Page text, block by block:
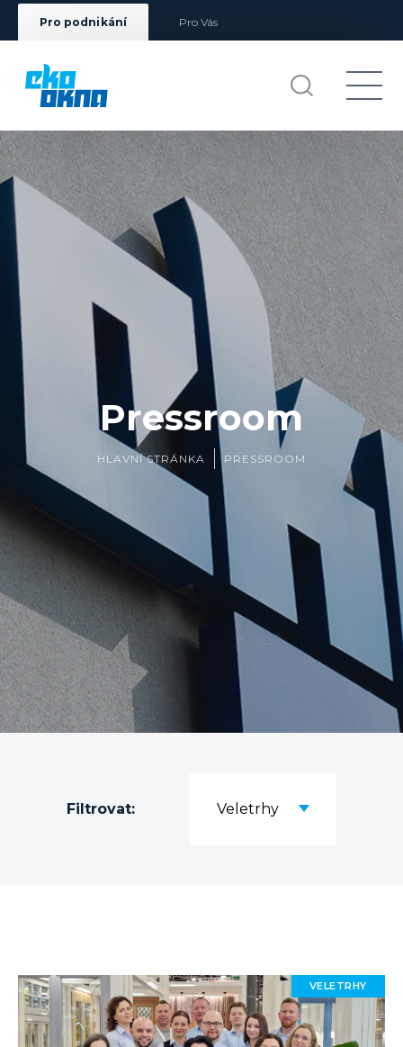
Pro podnikání Pro Vás
Pressroom
HLAVNÍ STRÁNKA PRESSROOM
Filtrovat: Veletrhy
VELETRHY